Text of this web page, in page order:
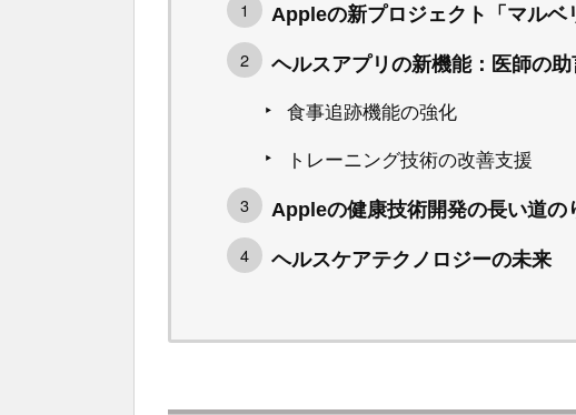
Appleの新プロジェクト「マル
ヘルスアプリの新機能：医師の
食事追跡機能の強化
トレーニング技術の改善支援
Appleの健康技術開発の長い道の
ヘルスケアテクノロジーの未来